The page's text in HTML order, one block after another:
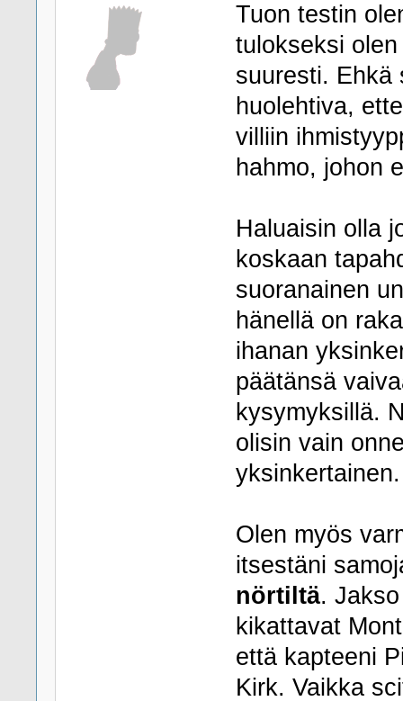
Tuon testin
tulokseksi
suuresti. Ehkä
huolehtiva,
villiin
hahmo, johon
Haluaisin olla
koskaan
suoranainen
hänellä on
ihanan
päätänsä
kysymyksillä.
olisin vain
yksinkertainen.
Olen myös
itsestäni
nörtiltä.
kikattavat
että kapteeni
Kirk. Vaikka